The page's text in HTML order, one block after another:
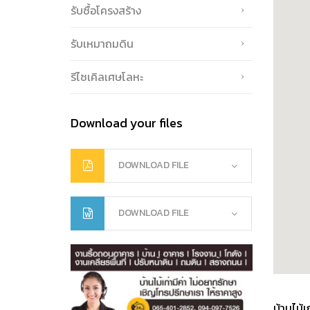
รับซื้อโครงสร้าง
รับเหมาถมดิน
รีไซเคิลเศษโลหะ
Download your files
DOWNLOAD FILE
DOWNLOAD FILE